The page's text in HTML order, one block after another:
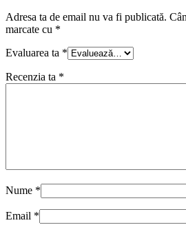
Adresa ta de email nu va fi publicată.
marcate cu *
Evaluarea ta *
Recenzia ta *
Nume *
Email *